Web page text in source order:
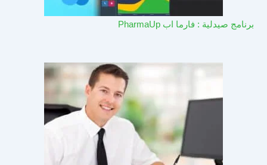
برنامج صيدلية : فارما اب PharmaUp​